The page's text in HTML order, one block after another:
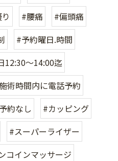
#腰痛
#偏頭痛
#予約曜日.時間
12:30〜14:00迄
術時間内に電話予約
約なし
#カッピング
#スーパーライザー
コインマッサージ